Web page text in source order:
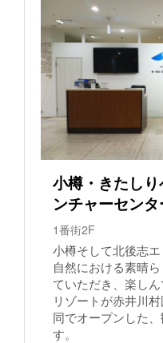
小樽・きたし
ンチャーセンタ
1番街2F
小樽そして北後志
自然における素晴
ていただき、楽し
リゾートが赤井川
同でオープンした
す。